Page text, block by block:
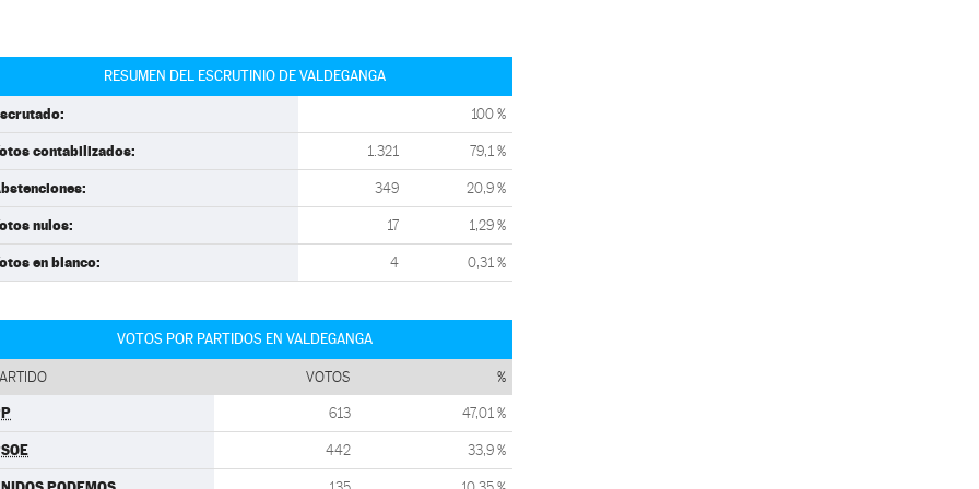
RESUMEN DEL ESCRUTINIO DE VALDEGANGA
100 %
contabilizados: 1.321 79,1 %
349 20,9 %
nulos: 17 1,29 %
en blanco: 4 0,31 %
VOTOS POR PARTIDOS EN VALDEGANGA
VOTOS %
613 47,01 %
442 33,9 %